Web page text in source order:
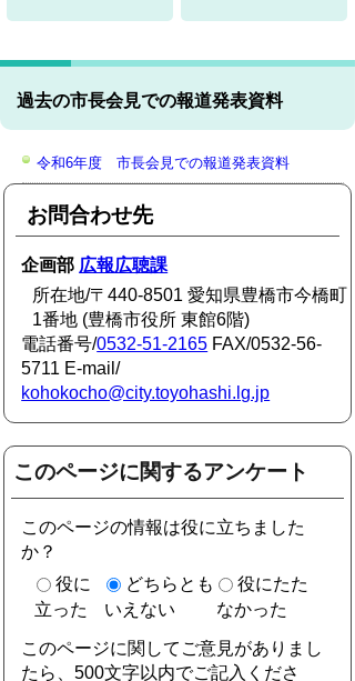
過去の市長会見での報道発表資料
令和6年度 市長会見での報道発表資料
お問合わせ先
企画部 広報広聴課
所在地/〒440-8501 愛知県豊橋市今橋町
1番地 (豊橋市役所 東館6階)
電話番号/0532-51-2165 FAX/0532-56-
5711 E-mail/
kohokocho@city.toyohashi.lg.jp
このページに関するアンケート
このページの情報は役に立ちました
か？
役に
立った
どちらとも
いえない
役にたた
なかった
このページに関してご意見がありまし
たら、500文字以内でご記入くださ